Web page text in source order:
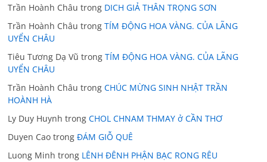
Trần Hoành Châu trong DICH GIẢ THÂN TRỌNG SƠN
Trần Hoành Châu trongTÍM ĐỘNG HOA VÀNG. CỦA LÃNG
UYỂN CHÂU
Tiêu Tương Dạ Vũ trongTÍM ĐỘNG HOA VÀNG. CỦA LÃNG
UYỂN CHÂU
Trần Hoành Châu trongCHÚC MỪNG SINH NHẬT TRẦN
HOÀNH HÀ
Ly Duy Huynh trongCHOL CHNAM THMAY ở CẦN THƠ
Duyen Cao trongĐÁM GIỖ QUÊ
Luong Minh trong LÊNH ĐÊNH PHẬN BẠC RONG RÊU